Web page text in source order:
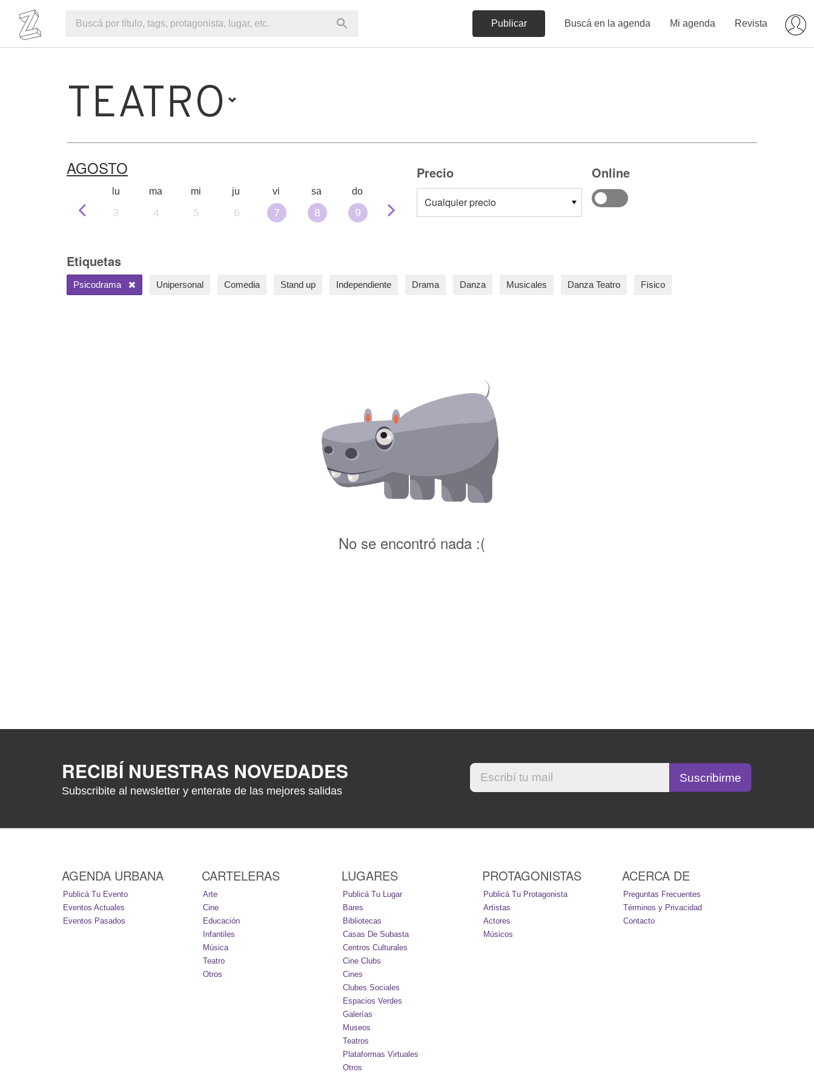
Publicar Buscá en la agenda Mi agenda Revista
TEATRO
AGOSTO
lu ma mi ju vi sa do
3 4 5 6 7 8 9 10
Precio Online
Etiquetas
Psicodrama Unipersonal Comedia Stand up Independiente Drama Danza Musicales Danza Teatro Físico
No se encontró nada :(
RECIBÍ NUESTRAS NOVEDADES
Subscribite al newsletter y enterate de las mejores salidas
AGENDA URBANA
Publicá Tu Evento
Eventos Actuales
Eventos Pasados
CARTELERAS
Arte
Cine
Educación
Infantiles
Música
Teatro
Otros
LUGARES
Publicá Tu Lugar
Bares
Bibliotecas
Casas De Subasta
Centros Culturales
Cine Clubs
Cines
Clubes Sociales
Espacios Verdes
Galerías
Museos
Teatros
Plataformas Virtuales
Otros
PROTAGONISTAS
Publicá Tu Protagonista
Artistas
Actores
Músicos
ACERCA DE
Preguntas Frecuentes
Términos y Privacidad
Contacto